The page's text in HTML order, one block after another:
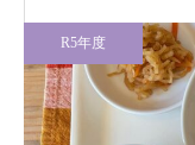
R5年度